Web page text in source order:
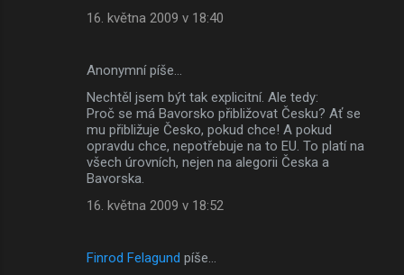
16. května 2009 v 18:40
Anonymní píše…
Nechtěl jsem být tak explicitní. Ale tedy:
Proč se má Bavorsko přibližovat Česku? Ať se
mu přibližuje Česko, pokud chce! A pokud
opravdu chce, nepotřebuje na to EU. To platí na
všech úrovních, nejen na alegorii Česka a
Bavorska.
16. května 2009 v 18:52
Finrod Felagund píše…